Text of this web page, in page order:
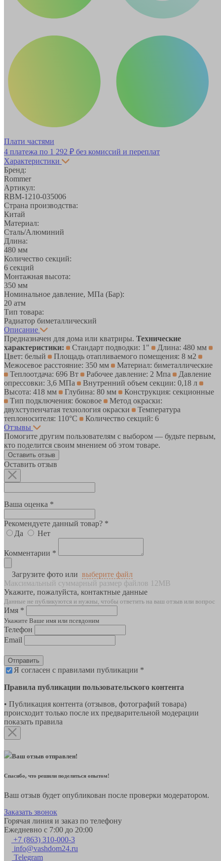
Плати частями
4 платежа по 1 292 ₽ без комиссий и переплат
Характеристики
Бренд:
Rommer
Артикул:
RBM-1210-035006
Страна производства:
Китай
Материал:
Сталь/Алюминий
Длина:
480 мм
Количество секций:
6 секций
Монтажная высота:
350 мм
Номинальное давление, МПа (Бар):
20 атм
Тип товара:
Радиатор биметаллический
Описание
Предназначен для дома или кватриры. Технические
характеристики:
Стандарт подводки: 1"
Длина: 480 мм
Цвет: белый
Площадь отапливаемого помещения: 8 м2
Межосевое расстояние: 350 мм
Материал: биметаллические
Теплоотдача: 696 Вт
Рабочее давление: 2 Мпа
Давление
опрессовки: 3,6 МПа
Внутренний объем секции: 0,18 л
Высота: 418 мм
Глубина: 80 мм
Конструкция: секционные
Тип подключения: боковое
Метод окраски:
двухступенчатая технология окраски
Температура
теплоносителя: 110°С
Количество секций: 6
Отзывы
Помогите другим пользователям с выбором — будьте первым,
кто поделится своим мнением об этом товаре.
Оставить отзыв
Оставить отзыв
Ваша оценка *
Рекомендуете данный товар? *
Да
Нет
Комментарии *
Загрузите фото или выберите файл
Максимальный суммарный размер файлов 12MB
Укажите, пожалуйста, контактные данные
Данные не публикуются и нужны, чтобы ответить на ваш отзыв или вопрос
Имя *
Укажите Ваше имя или псевдоним
Телефон
Email
Отправить
Я согласен с правилами публикации *
Правила публикации пользовательского контента
• Публикация контента (отзывов, фотографий товара)
происходит только после их предварительной модерации
показать правила
Ваш отзыв отправлен!
Спасибо, что решили поделиться опытом!
Ваш отзыв будет опубликован после проверки модератором.
Заказать звонок
Горячая линия и заказ по телефону
Ежедневно с 7:00 до 20:00
+7 (863) 310-000-3
info@vashdom24.ru
Telegram